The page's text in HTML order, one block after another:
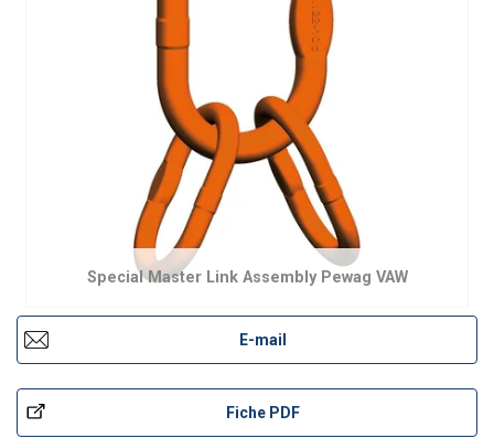
Special Master Link Assembly Pewag VAW
E-mail
Fiche PDF